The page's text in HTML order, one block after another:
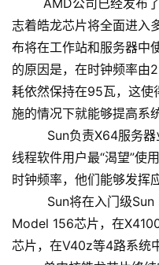
AMD公司已经发布了
志着皓龙芯片将全面进入
布将在工作站和服务器中
的原因是，在时钟频率由
耗依然保持在95瓦，这使
施的情况下就能够提高系
Sun负责X64服务器业
线程软件用户最“渴望”使
时钟频率，他们能够发挥
Sun将在入门级Sun
Model 156芯片，在
芯片，在V40z等4路系统